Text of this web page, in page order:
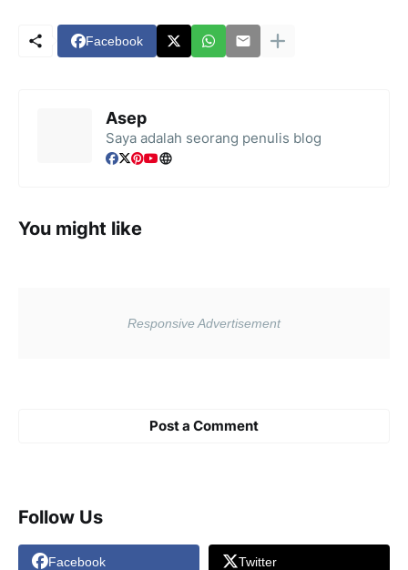
Facebook
Asep
Saya adalah seorang penulis blog
You might like
Post a Comment
Follow Us
Facebook Twitter